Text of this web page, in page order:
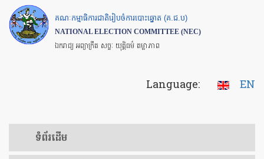
Skip
to
main
គណៈកម្មាធិការជាតិរៀបចំការបោះឆ្នោត (គ.ជ.ប)
NATIONAL ELECTION COMMITTEE (NEC)
ឯករាជ្យ អព្យាក្រឹត សច្ចៈ យុត្តិធម៌ តម្លាភាព
Language: EN
ទំព័រ​ដើម